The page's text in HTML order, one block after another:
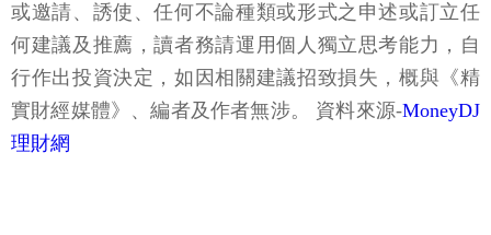
或邀請、誘使、任何不論種類或形式之申述或訂立任
何建議及推薦，讀者務請運用個人獨立思考能力，自
行作出投資決定，如因相關建議招致損失，概與《精
實財經媒體》、編者及作者無涉。 資料來源-MoneyDJ
理財網